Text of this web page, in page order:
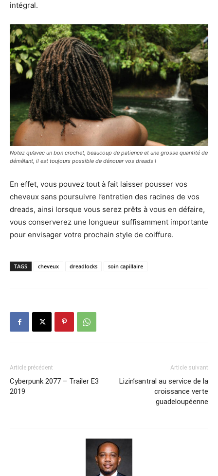
intégral.
Notez qu’avec un bon crochet, beaucoup de patience et une grosse quantité de
démêlant, il est toujours possible de dénouer vos dreads !
En effet, vous pouvez tout à fait laisser pousser vos
cheveux sans poursuivre l’entretien des racines de vos
dreads, ainsi lorsque vous serez prêts à vous en défaire,
vous conserverez une longueur suffisamment importante
pour envisager votre prochain style de coiffure.
TAGS cheveux dreadlocks soin capillaire
Article précédent
Cyberpunk 2077 – Trailer E3
2019
Article suivant
Lizin’santral au service de la
croissance verte
guadeloupéenne